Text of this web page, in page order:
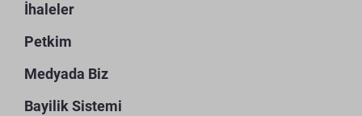
İhaleler
Petkim
Medyada Biz
Bayilik Sistemi